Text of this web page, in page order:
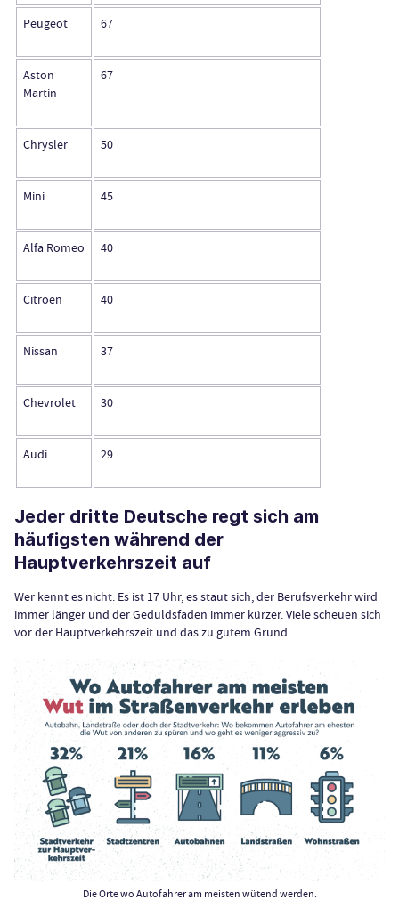
Peugeot 67
Aston
Martin
67
Chrysler 50
Mini 45
Alfa Romeo 40
Citroën 40
Nissan 37
Chevrolet 30
Audi 29
Jeder dritte Deutsche regt sich am
häufigsten während der
Hauptverkehrszeit auf
Wer kennt es nicht: Es ist 17 Uhr, es staut sich, der Berufsverkehr wird
immer länger und der Geduldsfaden immer kürzer. Viele scheuen sich
vor der Hauptverkehrszeit und das zu gutem Grund.
Die Orte wo Autofahrer am meisten wütend werden.